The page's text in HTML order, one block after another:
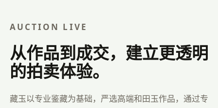
AUCTION LIVE
从作品到成交，建立更透明
的拍卖体验。
藏玉以专业鉴藏为基础，严选高端和田玉作品，通过专